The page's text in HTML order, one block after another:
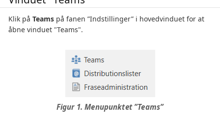
Klik på Teams på fanen ”Indstillinger” i hovedvinduet for at
åbne vinduet "Teams".
Figur 1. Menupunktet ”Teams”